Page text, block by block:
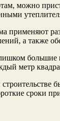
можно
применяют
а также
метр
сроки